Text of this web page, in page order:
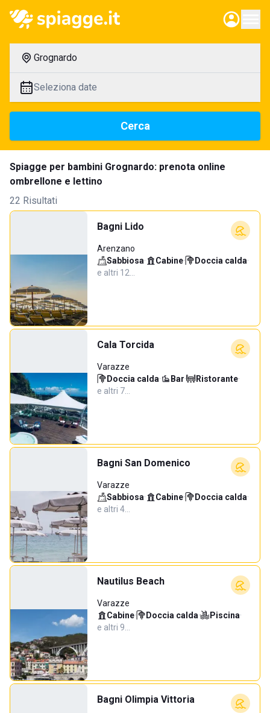
Grognardo
Seleziona date
Cerca
Spiagge per bambini Grognardo: prenota online
ombrellone e lettino
22 Risultati
Bagni Lido
Arenzano
Sabbiosa· Cabine· Doccia calda·
e altri 12…
Cala Torcida
Varazze
Doccia calda· Bar· Ristorante·
e altri 7…
Bagni San Domenico
Varazze
Sabbiosa· Cabine· Doccia calda·
e altri 4…
Nautilus Beach
Varazze
Cabine· Doccia calda· Piscina·
e altri 9…
Bagni Olimpia Vittoria